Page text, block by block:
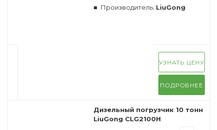
Производитель: LiuGong
УЗНАТЬ ЦЕНУ
ПОДРОБНЕЕ
Дизельный погрузчик 10 тонн
LiuGong CLG2100H